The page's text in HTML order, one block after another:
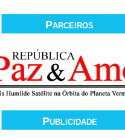
Parceiros
Publicidade